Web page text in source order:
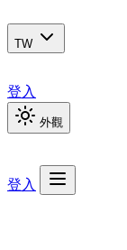
TW
登入
外觀
登入